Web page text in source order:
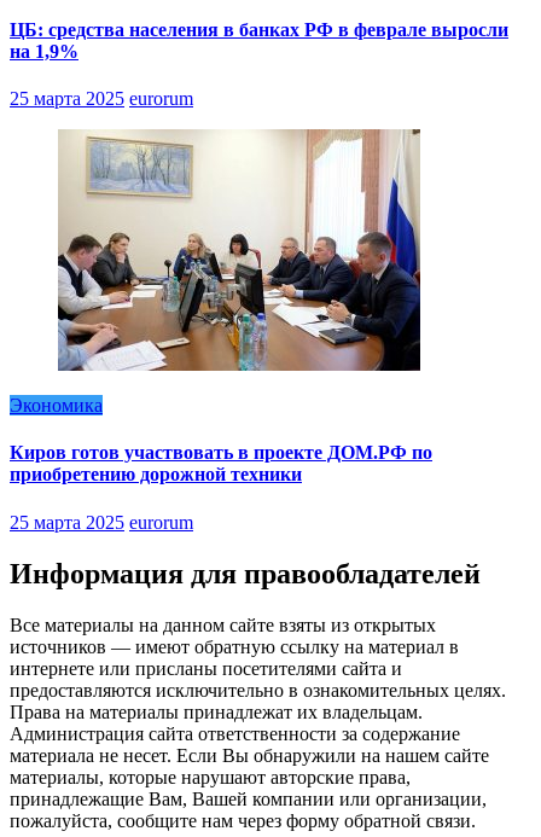
ЦБ: средства населения в банках РФ в феврале выросли
на 1,9%
25 марта 2025 eurorum
Экономика
Киров готов участвовать в проекте ДОМ.РФ по
приобретению дорожной техники
25 марта 2025 eurorum
Информация для правообладателей
Все материалы на данном сайте взяты из открытых
источников — имеют обратную ссылку на материал в
интернете или присланы посетителями сайта и
предоставляются исключительно в ознакомительных целях.
Права на материалы принадлежат их владельцам.
Администрация сайта ответственности за содержание
материала не несет. Если Вы обнаружили на нашем сайте
материалы, которые нарушают авторские права,
принадлежащие Вам, Вашей компании или организации,
пожалуйста, сообщите нам через форму обратной связи.